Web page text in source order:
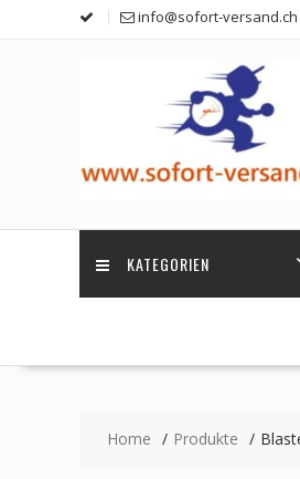
info@sofort-versand.ch
KATEGORIEN
Home Produkte